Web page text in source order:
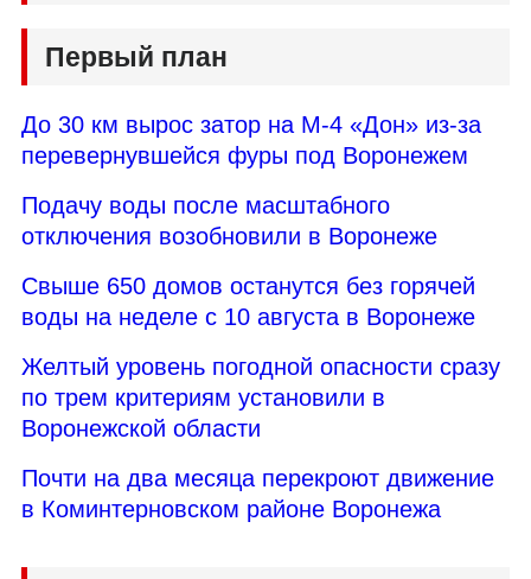
Первый план
До 30 км вырос затор на М-4 «Дон» из-за
перевернувшейся фуры под Воронежем
Подачу воды после масштабного
отключения возобновили в Воронеже
Свыше 650 домов останутся без горячей
воды на неделе с 10 августа в Воронеже
Желтый уровень погодной опасности сразу
по трем критериям установили в
Воронежской области
Почти на два месяца перекроют движение
в Коминтерновском районе Воронежа